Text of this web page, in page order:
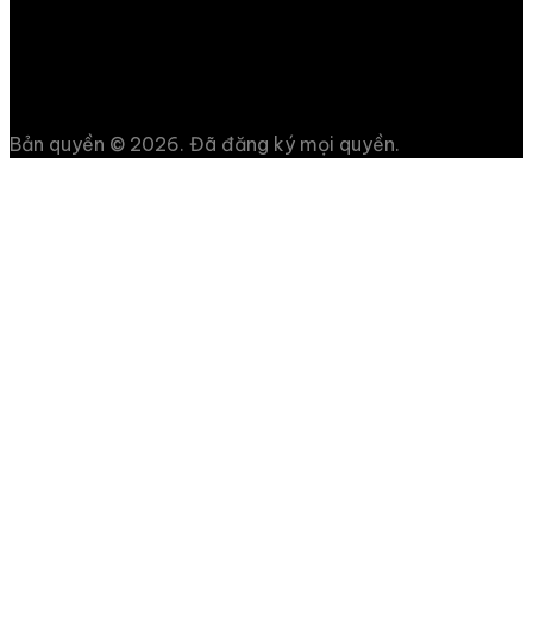
Bản quyền © 2026. Đã đăng ký mọi quyền.